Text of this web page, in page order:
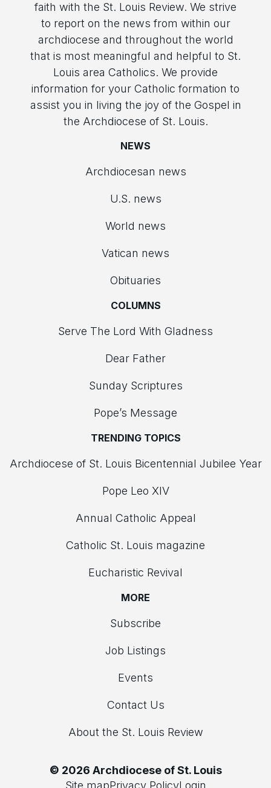
faith with the St. Louis Review. We strive
to report on the news from within our
archdiocese and throughout the world
that is most meaningful and helpful to St.
Louis area Catholics. We provide
information for your Catholic formation to
assist you in living the joy of the Gospel in
the Archdiocese of St. Louis.
NEWS
Archdiocesan news
U.S. news
World news
Vatican news
Obituaries
COLUMNS
Serve The Lord With Gladness
Dear Father
Sunday Scriptures
Pope’s Message
TRENDING TOPICS
Archdiocese of St. Louis Bicentennial Jubilee Year
Pope Leo XIV
Annual Catholic Appeal
Catholic St. Louis magazine
Eucharistic Revival
MORE
Subscribe
Job Listings
Events
Contact Us
About the St. Louis Review
© 2026 Archdiocese of St. Louis
Site mapPrivacy PolicyLogin